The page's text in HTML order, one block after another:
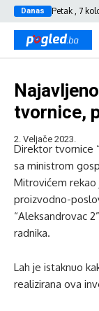
Danas Petak , 7
tvornice,
2. Veljače 2023.
Direktor tvornice
sa ministrom
Mitrovićem rekao
proizvodno-
“Aleksandrovac
radnika.
Lah je istaknuo
realizirana ova